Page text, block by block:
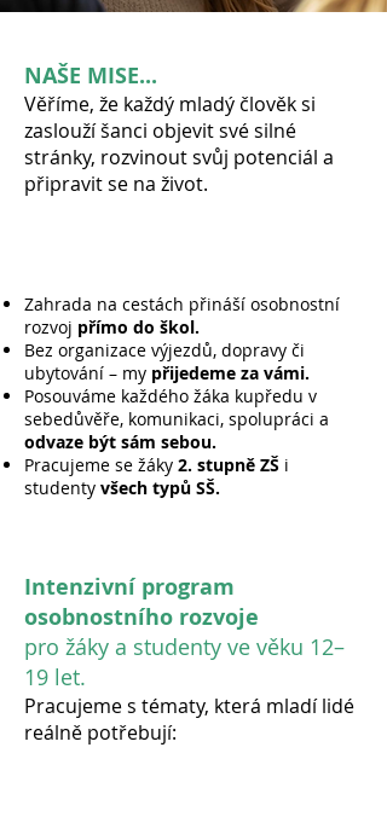
NAŠE MISE...
Věříme, že každý mladý člověk si
zaslouží šanci objevit své silné
stránky, rozvinout svůj potenciál a
připravit se na život.
Zahrada na cestách přináší osobnostní
rozvoj přímo do škol.
Bez organizace výjezdů, dopravy či
ubytování – my přijedeme za vámi.
Posouváme každého žáka kupředu v
sebedůvěře, komunikaci, spolupráci a
odvaze být sám sebou.
Pracujeme se žáky 2. stupně ZŠ i
studenty všech typů SŠ.
Intenzivní program
osobnostního rozvoje
pro žáky a studenty ve věku 12–
19 let.
Pracujeme s tématy, která mladí lidé
reálně potřebují: